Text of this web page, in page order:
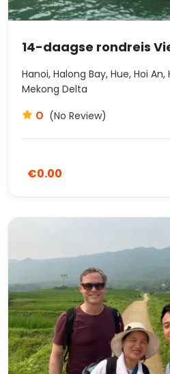
14-daagse rondreis
Hanoi, Halong Bay, Hue, Hoi
Mekong Delta
0 (No Review)
€0.00